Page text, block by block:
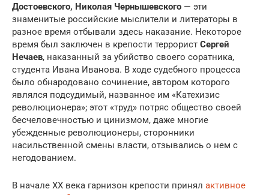
Достоевского, Николая Чернышевского — эти
знаменитые российские мыслители и литераторы в
разное время отбывали здесь наказание. Некоторое
время был заключен в крепости террорист Сергей
Нечаев, наказанный за убийство своего соратника,
студента Ивана Иванова. В ходе судебного процесса
было обнародовано сочинение, автором которого
являлся подсудимый, названное им «Катехизис
революционера»; этот «труд» потряс общество своей
бесчеловечностью и цинизмом, даже многие
убежденные революционеры, сторонники
насильственной смены власти, отзывались о нем с
негодованием.
В начале XX века гарнизон крепости принял активное